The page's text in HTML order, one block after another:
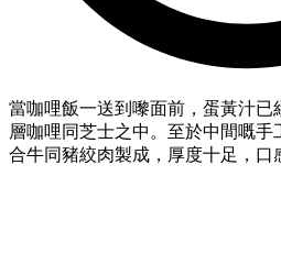
當咖哩飯一送到嚟面前，蛋黃汁
層咖哩同芝士之中。至於中間嘅
合牛同豬絞肉製成，厚度十足，口